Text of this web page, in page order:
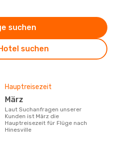
suchen
suchen
Hauptreisezeit
März
Laut Suchanfragen unserer
Kunden ist März die
Hauptreisezeit für Flüge nach
Hinesville